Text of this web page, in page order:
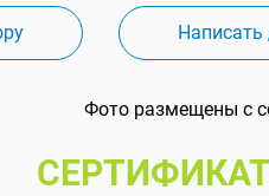
Написать
Фото размещены с